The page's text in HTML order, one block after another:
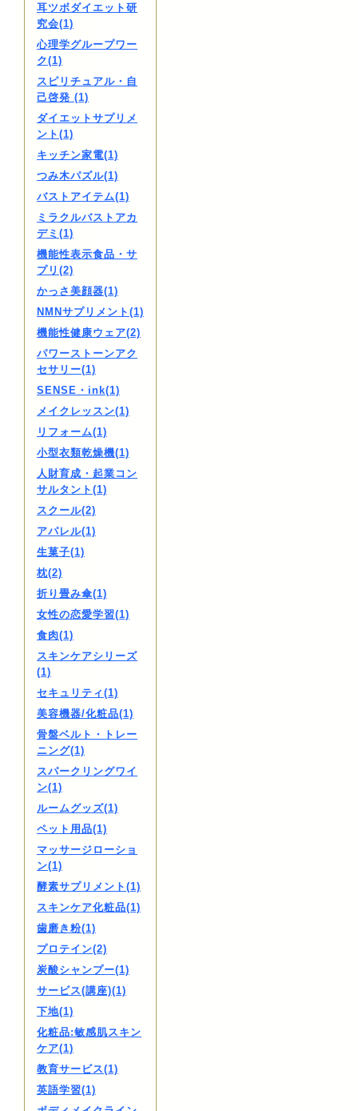
耳ツボダイエット研
究会(1)
心理学グループワー
ク(1)
スピリチュアル・自
己啓発 (1)
ダイエットサプリメ
ント(1)
キッチン家電(1)
つみ木パズル(1)
バストアイテム(1)
ミラクルバストアカ
デミ(1)
機能性表示食品・サ
プリ(2)
かっさ美顔器(1)
NMNサプリメント(1)
機能性健康ウェア(2)
パワーストーンアク
セサリー(1)
SENSE・ink(1)
メイクレッスン(1)
リフォーム(1)
小型衣類乾燥機(1)
人財育成・起業コン
サルタント(1)
スクール(2)
アパレル(1)
生菓子(1)
枕(2)
折り畳み傘(1)
女性の恋愛学習(1)
食肉(1)
スキンケアシリーズ
(1)
セキュリティ(1)
美容機器/化粧品(1)
骨盤ベルト・トレー
ニング(1)
スパークリングワイ
ン(1)
ルームグッズ(1)
ペット用品(1)
マッサージローショ
ン(1)
酵素サプリメント(1)
スキンケア化粧品(1)
歯磨き粉(1)
プロテイン(2)
炭酸シャンプー(1)
サービス(講座)(1)
下地(1)
化粧品:敏感肌スキン
ケア(1)
教育サービス(1)
英語学習(1)